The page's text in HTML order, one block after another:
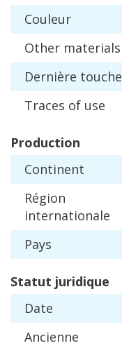
Couleur
Other materials
Dernière touche
Traces of use
Production
Continent
Région
internationale
Pays
Statut juridique
Date
Ancienne